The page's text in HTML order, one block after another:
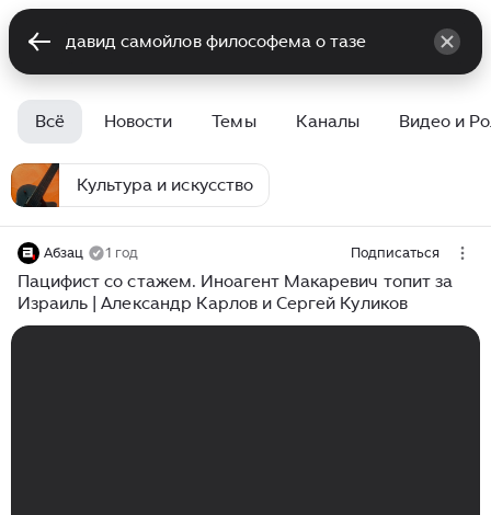
Всё Новости Темы Каналы Видео и
Культура и искусство
Абзац 1 год Подписаться
Пацифист со стажем. Иноагент Макаревич топит за
Израиль | Александр Карлов и Сергей Куликов